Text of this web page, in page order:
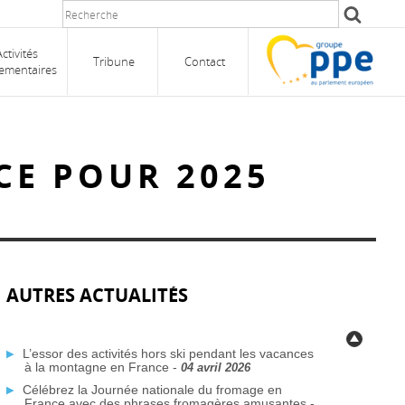
Tribune Contact
POUR 2025
AUTRES ACTUALITÉS
L’essor des activités hors ski pendant les vacances
à la montagne en France - 04 avril 2026
Célébrez la Journée nationale du fromage en